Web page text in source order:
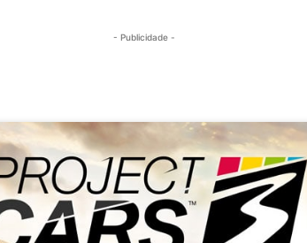
- Publicidade -